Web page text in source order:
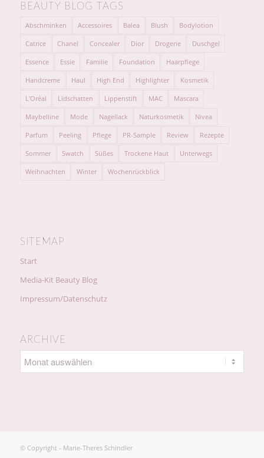
BEAUTY BLOG TAGS
Abschminken Accessoires Balea Blush Bodylotion
Catrice Chanel Concealer Dior Drogerie Duschgel
Essence Essie Familie Foundation Haarpflege
Handcreme Haul High End Highlighter Kosmetik
L'Oréal Lidschatten Lippenstift MAC Mascara
Maybelline Mode Nagellack Naturkosmetik Nivea
Parfum Peeling Pflege PR-Sample Review Rezepte
Sommer Swatch Süßes Trockene Haut Unterwegs
Weihnachten Winter Wochenrückblick
SITEMAP
Start
Media-Kit Beauty Blog
Impressum/Datenschutz
ARCHIVE
© Copyright - Marie-Theres Schindler